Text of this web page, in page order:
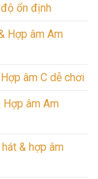
ổn định
Hợp âm Am
âm C dễ chơi
Hợp âm Am
& hợp âm